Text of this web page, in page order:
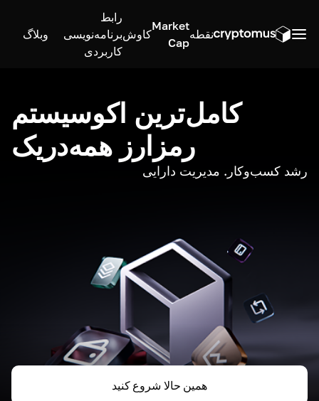
نقطه
Market
Cap
کاوش
رابط
برنامه‌نویسی
کاربردی
وبلاگ
کامل‌ترین اکوسیستم
رمزارز همه‌در‌یک
رشد کسب‌وکار. مدیریت دارایی
همین حالا شروع کنید